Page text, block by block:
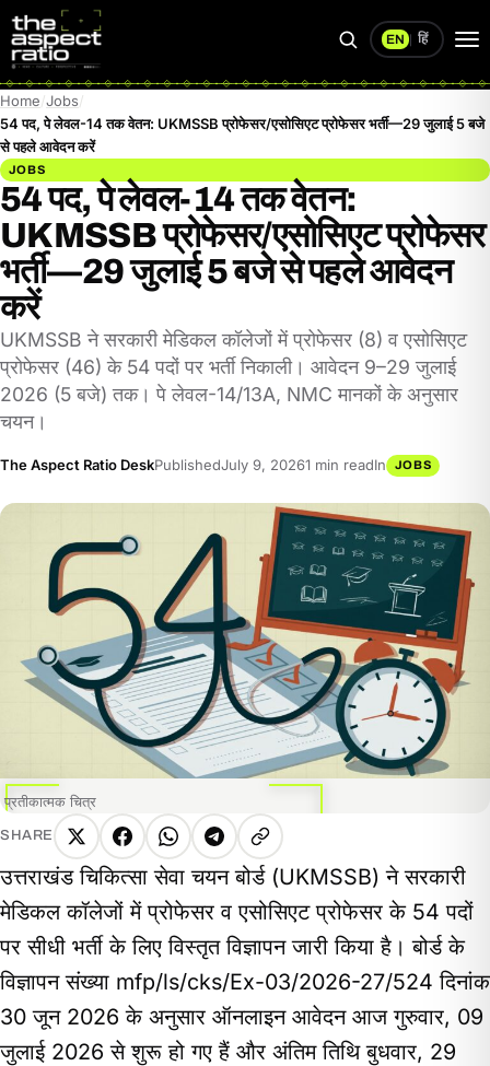
Search
EN हिं
Home Jobs
54 पद, पे लेवल-14 तक वेतन: UKMSSB प्रोफेसर/एसोसिएट प्रोफेसर भर्ती—29 जुलाई 5 बजे
से पहले आवेदन करें
JOBS
54 पद, पे लेवल-14 तक वेतन:
UKMSSB प्रोफेसर/एसोसिएट प्रोफेसर
भर्ती—29 जुलाई 5 बजे से पहले आवेदन
करें
UKMSSB ने सरकारी मेडिकल कॉलेजों में प्रोफेसर (8) व एसोसिएट
प्रोफेसर (46) के 54 पदों पर भर्ती निकाली। आवेदन 9–29 जुलाई
2026 (5 बजे) तक। पे लेवल-14/13A, NMC मानकों के अनुसार
चयन।
The Aspect Ratio DeskPublishedJuly 9, 20261 min readIn JOBS
प्रतीकात्मक चित्र
SHARE
X FacebookWhatsApp
Telegram
Copy
link
उत्तराखंड चिकित्सा सेवा चयन बोर्ड (UKMSSB) ने सरकारी
मेडिकल कॉलेजों में प्रोफेसर व एसोसिएट प्रोफेसर के 54 पदों
पर सीधी भर्ती के लिए विस्तृत विज्ञापन जारी किया है। बोर्ड के
विज्ञापन संख्या mfp/ls/cks/Ex-03/2026-27/524 दिनांक
30 जून 2026 के अनुसार ऑनलाइन आवेदन आज गुरुवार, 09
जुलाई 2026 से शुरू हो गए हैं और अंतिम तिथि बुधवार, 29